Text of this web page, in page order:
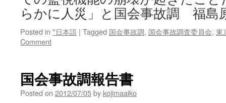
らかに人災」と国会事故調 福島
Posted in *日本語 | Tagged 国会事故調, 国会事故調査委員会, 東
Comment
国会事故調報告書
Posted on 2012/07/05by kojimaaiko